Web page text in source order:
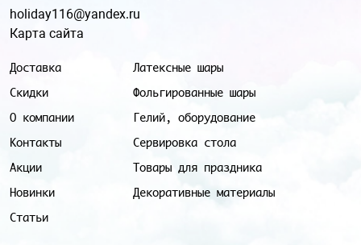
Доставка
Скидки
О компании
Контакты
Акции
Новинки
Статьи
Латексные шары
Фольгированные шары
Гелий, оборудование
Сервировка стола
Товары для праздника
Декоративные материалы
holiday116@yandex.ru
Карта сайта